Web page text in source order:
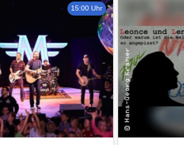
15:00 Uhr